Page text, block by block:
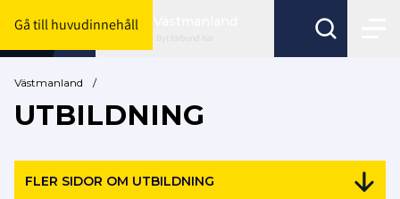
Gå till huvudinnehåll
Byt förbund här
Västmanland /
UTBILDNING
FLER SIDOR OM UTBILDNING